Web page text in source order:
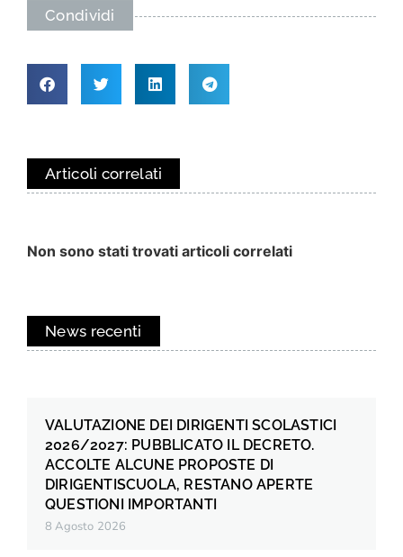
Condividi
Articoli correlati
Non sono stati trovati articoli correlati
News recenti
VALUTAZIONE DEI DIRIGENTI SCOLASTICI
2026/2027: PUBBLICATO IL DECRETO.
ACCOLTE ALCUNE PROPOSTE DI
DIRIGENTISCUOLA, RESTANO APERTE
QUESTIONI IMPORTANTI
8 Agosto 2026